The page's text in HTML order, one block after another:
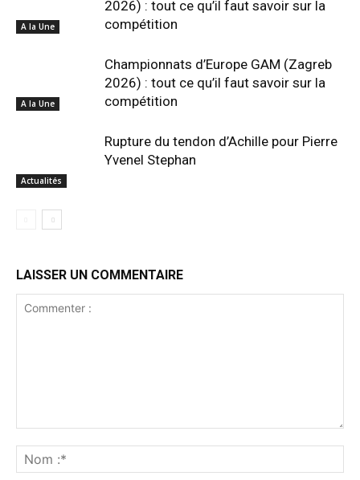
A la Une
2026) : tout ce qu’il faut savoir sur la
compétition
A la Une
Championnats d’Europe GAM (Zagreb
2026) : tout ce qu’il faut savoir sur la
compétition
Actualités
Rupture du tendon d’Achille pour Pierre
Yvenel Stephan
LAISSER UN COMMENTAIRE